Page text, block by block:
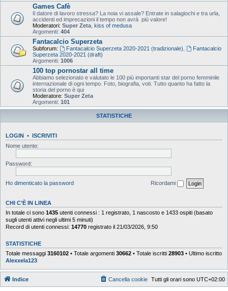
Games Cafè
Il datore di lavoro stressa? La noia vi assale? Entrate in salagiochi e tra urla,
accidenti ed imprecazioni il tempo non avrà più valore!
Moderatori: Super Zeta kiss of medusa
Argomenti: 404
Fantacalcio Superzeta
Subforum: Fantacalcio Superzeta 2020-2021 (tradizionale)
Fantacalcio
Superzeta 2020-2021 (draft)
Argomenti: 1006
100 top pornostar all time
Abbiamo selezionato e valutato le 100 più importanti star del porno femminile
internazionale di ogni tempo. Foto, biografia, voti. Tutto quanto ha fatto la
storia del porno è qui
Moderatore: Super Zeta
Argomenti: 101
STATISTICHE
LOGIN • ISCRIVITI
Nome utente:
Password:
Ho dimenticato la password Ricordami
CHI C’È IN LINEA
In totale ci sono 1435 utenti connessi : 1 registrato, 1 nascosto e 1433 ospiti (basato
sugli utenti attivi negli ultimi 5 minuti)
Record di utenti connessi: 14770 registrato il 21/03/2026, 9:50
STATISTICHE
Totale messaggi 3160102 • Totale argomenti 30662 • Totale iscritti 28903 • Ultimo iscritto
Alexxela123
Indice Tutti gli orari sono UTC+02:00
Cancella cookie